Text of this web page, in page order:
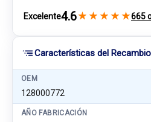
Características del Recambio
OEM
128000772
AÑO FABRICACIÓN
Excelente4.6★ ★ ★ ★ ★665